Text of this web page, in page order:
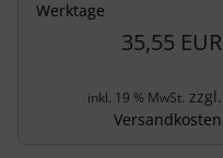
Werktage
35,55 EUR
inkl. 19 % MwSt. zzgl.
Versandkosten